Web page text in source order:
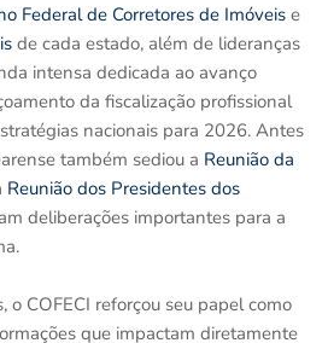
Federal de Corretores de Imóveis e
de cada estado, além de lideranças
intensa dedicada ao avanço
da fiscalização profissional
nacionais para 2026. Antes
também sediou a Reunião da
Reunião dos Presidentes dos
deliberações importantes para a
o COFECI reforçou seu papel como
que impactam diretamente